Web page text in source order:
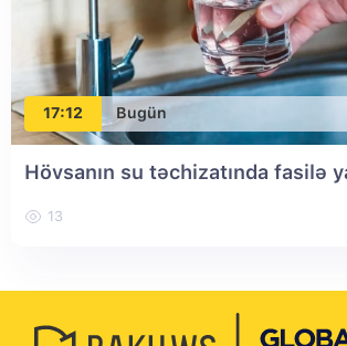
17:12 Bugün
Hövsanın su təchizatında fasilə
13